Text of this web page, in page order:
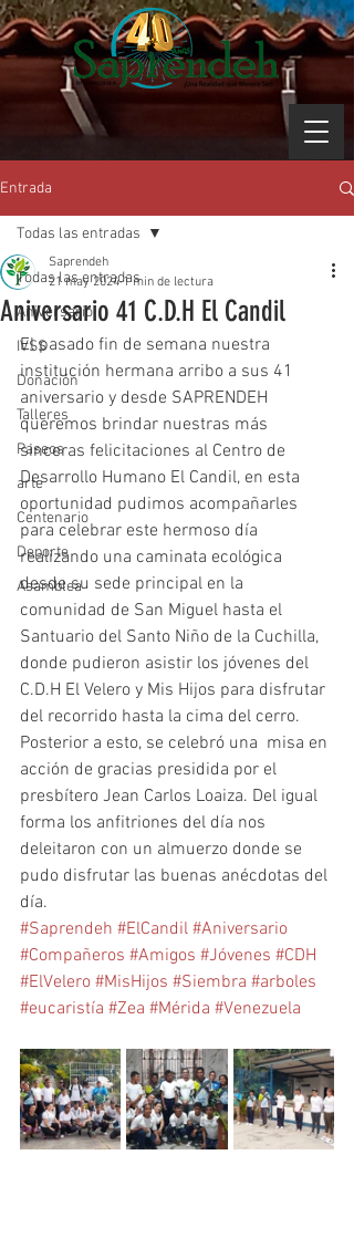
Entrada
Todas las entradas
Aniversario
IVSS
Donación
Talleres
Paseos
arte
Centenario
Deporte
Asamblea
Todas las entradas
Aniversario 41 C.D.H El Candil
Saprendeh
21 may 2024 1 min de lectura
El pasado fin de semana nuestra
institución hermana arribo a sus 41
aniversario y desde SAPRENDEH
queremos brindar nuestras más
sinceras felicitaciones al Centro de
Desarrollo Humano El Candil, en esta
oportunidad pudimos acompañarles
para celebrar este hermoso día
realizando una caminata ecológica
desde su sede principal en la
comunidad de San Miguel hasta el
Santuario del Santo Niño de la Cuchilla,
donde pudieron asistir los jóvenes del
C.D.H El Velero y Mis Hijos para disfrutar
del recorrido hasta la cima del cerro.
Posterior a esto, se celebró una  misa en
acción de gracias presidida por el
presbítero Jean Carlos Loaiza. Del igual
forma los anfitriones del día nos
deleitaron con un almuerzo donde se
pudo disfrutar las buenas anécdotas del
día.
#Saprendeh #ElCandil #Aniversario
#Compañeros #Amigos #Jóvenes #CDH
#ElVelero #MisHijos #Siembra #arboles
#eucaristía #Zea #Mérida #Venezuela